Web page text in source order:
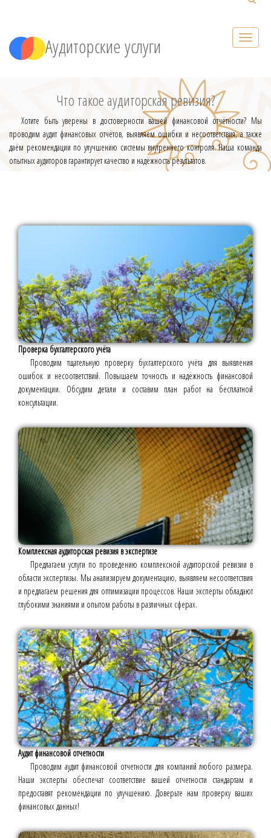
Аудиторские услуги
Что такое аудиторская ревизия?
Хотите быть уверены в достоверности вашей финансовой отчётности? Мы
проводим аудит финансовых отчётов, выявляем ошибки и несоответствия, а также
даём рекомендации по улучшению системы внутреннего контроля. Наша команда
опытных аудиторов гарантирует качество и надёжность результатов.
Проверка бухгалтерского учёта
Проводим тщательную проверку бухгалтерского учёта для выявления
ошибок и несоответствий. Повышаем точность и надёжность финансовой
документации. Обсудим детали и составим план работ на бесплатной
консультации.
Комплексная аудиторская ревизия в экспертизе
Предлагаем услуги по проведению комплексной аудиторской ревизии в
области экспертизы. Мы анализируем документацию, выявляем несоответствия
и предлагаем решения для оптимизации процессов. Наши эксперты обладают
глубокими знаниями и опытом работы в различных сферах.
Аудит финансовой отчетности
Проводим аудит финансовой отчетности для компаний любого размера.
Наши эксперты обеспечат соответствие вашей отчетности стандартам и
предоставят рекомендации по улучшению. Доверьте нам проверку ваших
финансовых данных!